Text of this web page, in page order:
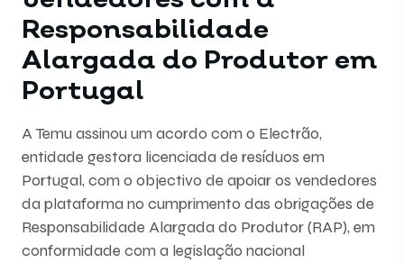
Responsabilidade
Alargada do Produtor em
Portugal
A Temu assinou um acordo com o Electrão,
entidade gestora licenciada de resíduos em
Portugal, com o objectivo de apoiar os vendedores
da plataforma no cumprimento das obrigações de
Responsabilidade Alargada do Produtor (RAP), em
conformidade com a legislação nacional